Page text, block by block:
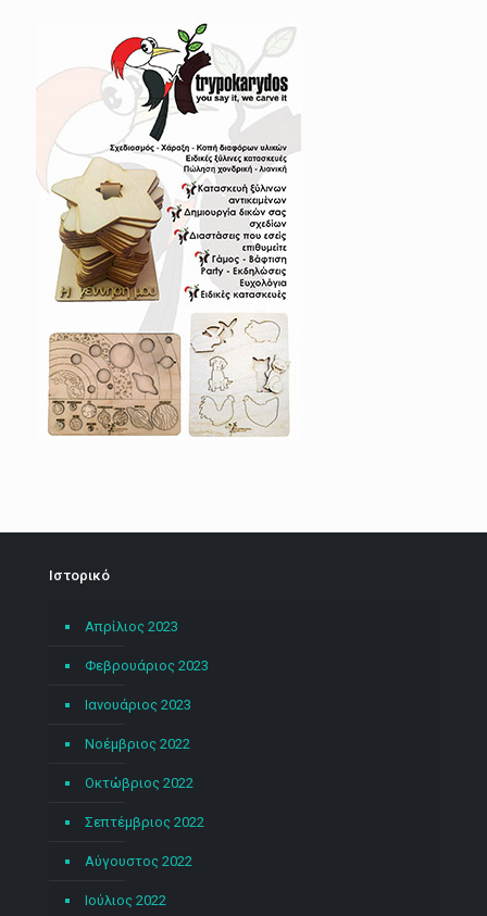
Ιστορικό
Απρίλιος 2023
Φεβρουάριος 2023
Ιανουάριος 2023
Νοέμβριος 2022
Οκτώβριος 2022
Σεπτέμβριος 2022
Αύγουστος 2022
Ιούλιος 2022